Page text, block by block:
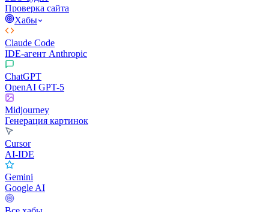
Проверка сайта
Хабы
Claude Code
IDE-агент Anthropic
ChatGPT
OpenAI GPT-5
Midjourney
Генерация картинок
Cursor
AI-IDE
Gemini
Google AI